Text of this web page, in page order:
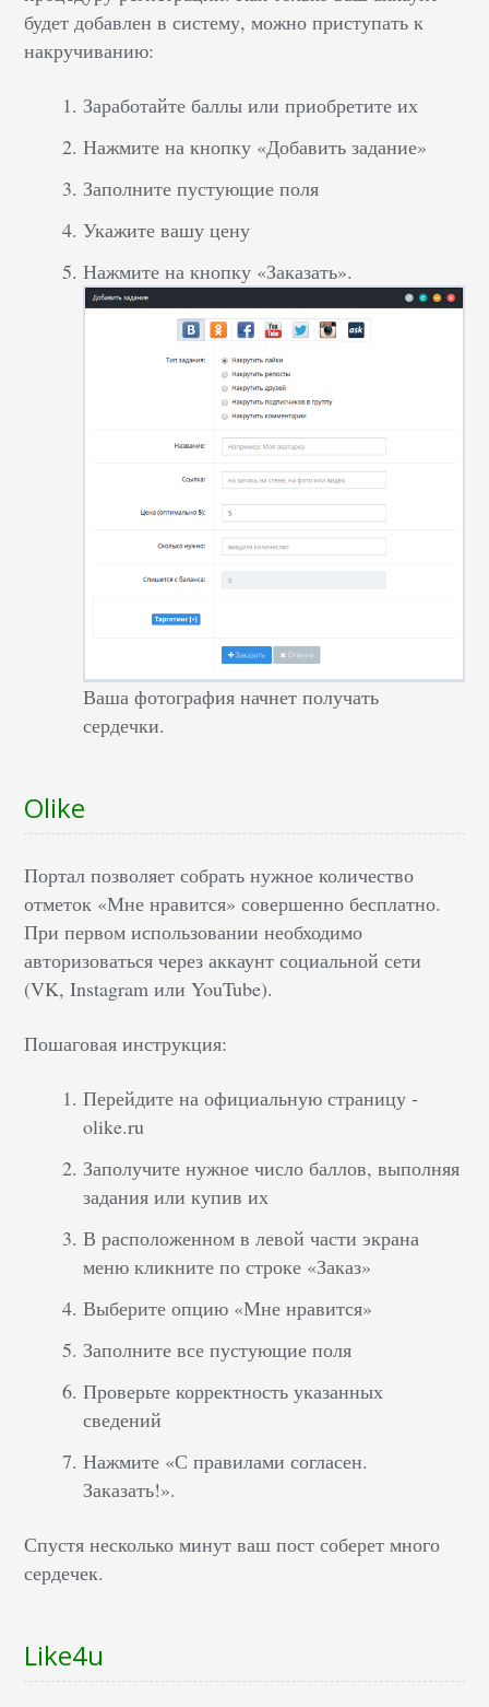
будет добавлен в систему, можно приступать к
накручиванию:
Заработайте баллы или приобретите их
Нажмите на кнопку «Добавить задание»
Заполните пустующие поля
Укажите вашу цену
Нажмите на кнопку «Заказать».
Ваша фотография начнет получать
сердечки.
Olike
Портал позволяет собрать нужное количество
отметок «Мне нравится» совершенно бесплатно.
При первом использовании необходимо
авторизоваться через аккаунт социальной сети
(VK, Instagram или YouTube).
Пошаговая инструкция:
Перейдите на официальную страницу -
olike.ru
Заполучите нужное число баллов, выполняя
задания или купив их
В расположенном в левой части экрана
меню кликните по строке «Заказ»
Выберите опцию «Мне нравится»
Заполните все пустующие поля
Проверьте корректность указанных
сведений
Нажмите «С правилами согласен.
Заказать!».
Спустя несколько минут ваш пост соберет много
сердечек.
Like4u